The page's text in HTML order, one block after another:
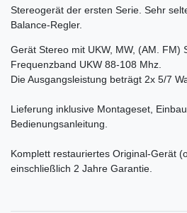
Stereogerät der ersten Serie. Sehr
Balance-Regler.
Gerät Stereo mit UKW, MW, (AM. FM)
Frequenzband UKW 88-108 Mhz.
Die Ausgangsleistung beträgt 2x 5/7
Lieferung inklusive Montageset,
Bedienungsanleitung.
Komplett restauriertes Original-Gerät
einschließlich 2 Jahre Garantie.